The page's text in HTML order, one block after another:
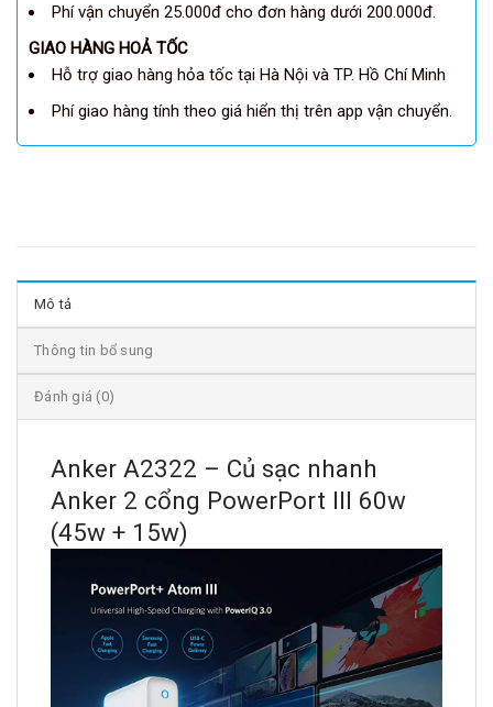
Phí vận chuyển 25.000đ cho đơn hàng dưới 200.000đ.
GIAO HÀNG HOẢ TỐC
Hỗ trợ giao hàng hỏa tốc tại Hà Nội và TP. Hồ Chí Minh
Phí giao hàng tính theo giá hiển thị trên app vận chuyển.
Mô tả
Thông tin bổ sung
Đánh giá (0)
Anker A2322 – Củ sạc nhanh
Anker 2 cổng PowerPort III 60w
(45w + 15w)